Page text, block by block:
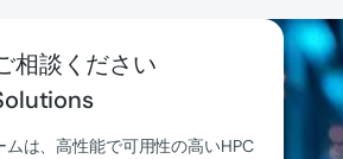
相談ください
ムは、高性能で可用性の高いHPC